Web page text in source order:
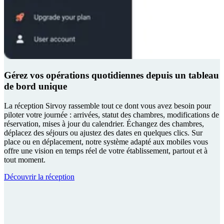
Gérez vos opérations quotidiennes depuis un tableau
de bord unique
La réception Sirvoy rassemble tout ce dont vous avez besoin pour
piloter votre journée : arrivées, statut des chambres, modifications de
réservation, mises à jour du calendrier. Échangez des chambres,
déplacez des séjours ou ajustez des dates en quelques clics. Sur
place ou en déplacement, notre système adapté aux mobiles vous
offre une vision en temps réel de votre établissement, partout et à
tout moment.
Découvrir la réception